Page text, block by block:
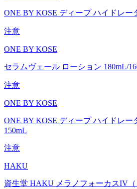
ONE BY KOSE ディープ ハイドレー
注意
ONE BY KOSE
セラムヴェール ローション 180mL/
注意
ONE BY KOSE
ONE BY KOSE ディープ ハイドレー
150mL
注意
HAKU
資生堂 HAKU メラノフォーカスIV